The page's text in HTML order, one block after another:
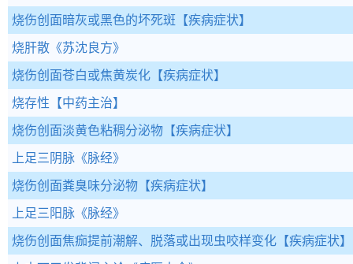
烧伤创面暗灰或黑色的坏死斑 【疾病症状】
烧肝散 《苏沈良方》
烧伤创面苍白或焦黄炭化 【疾病症状】
烧存性 【中药主治】
烧伤创面淡黄色粘稠分泌物 【疾病症状】
上足三阴脉 《脉经》
烧伤创面粪臭味分泌物 【疾病症状】
上足三阳脉 《脉经》
烧伤创面焦痂提前潮解、脱落或出现虫咬样变化 【疾病症状】